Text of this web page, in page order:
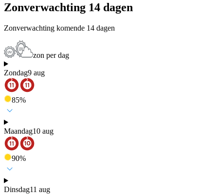
Zonverwachting 14 dagen
Zonverwachting komende 14 dagen
zon per dag
Zondag9 aug
85%
Maandag10 aug
90%
Dinsdag11 aug